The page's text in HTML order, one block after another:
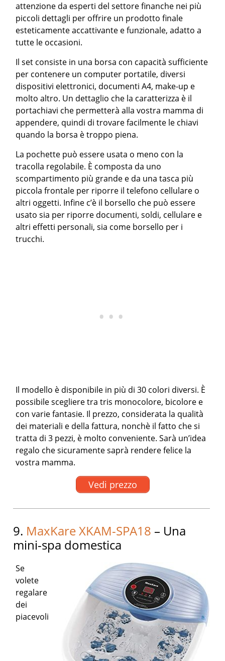
attenzione da esperti del settore finanche nei più
piccoli dettagli per offrire un prodotto finale
esteticamente accattivante e funzionale, adatto a
tutte le occasioni.
Il set consiste in una borsa con capacità sufficiente
per contenere un computer portatile, diversi
dispositivi elettronici, documenti A4, make-up e
molto altro. Un dettaglio che la caratterizza è il
portachiavi che permetterà alla vostra mamma di
appendere, quindi di trovare facilmente le chiavi
quando la borsa è troppo piena.
La pochette può essere usata o meno con la
tracolla regolabile. È composta da uno
scompartimento più grande e da una tasca più
piccola frontale per riporre il telefono cellulare o
altri oggetti. Infine c’è il borsello che può essere
usato sia per riporre documenti, soldi, cellulare e
altri effetti personali, sia come borsello per i
trucchi.
Il modello è disponibile in più di 30 colori diversi. È
possibile scegliere tra tris monocolore, bicolore e
con varie fantasie. Il prezzo, considerata la qualità
dei materiali e della fattura, nonchè il fatto che si
tratta di 3 pezzi, è molto conveniente. Sarà un’idea
regalo che sicuramente saprà rendere felice la
vostra mamma.
Vedi prezzo
9. MaxKare XKAM-SPA18 – Una
mini-spa domestica
Se
volete
regalare
dei
piacevoli